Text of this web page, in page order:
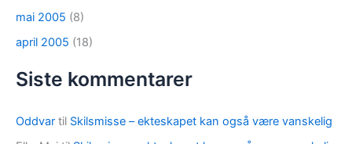
mai 2005 (8)
april 2005 (18)
Siste kommentarer
Oddvar til Skilsmisse – ekteskapet kan også være vanskelig